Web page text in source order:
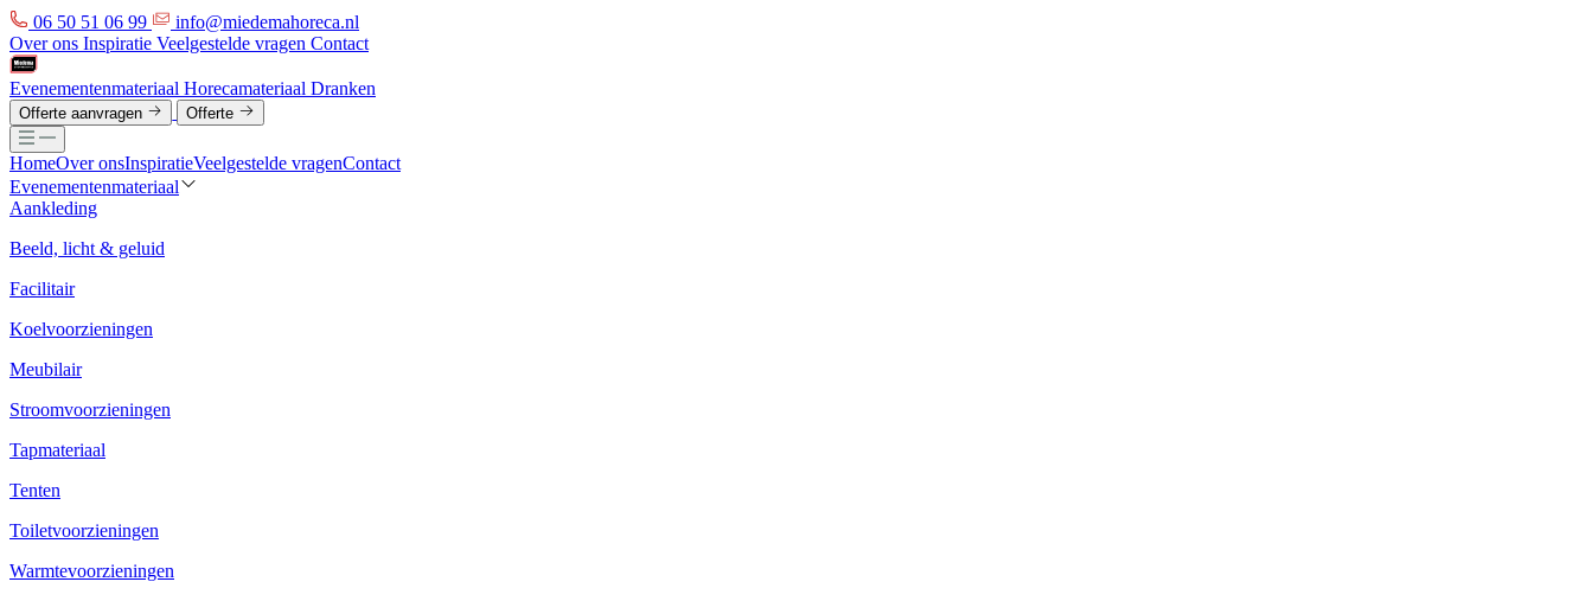
06 50 51 06 99
info@miedemahoreca.nl
Over ons Inspiratie Veelgestelde vragen Contact
Evenementenmateriaal Horecamateriaal Dranken
Offerte aanvragen Offerte
HomeOver onsInspiratieVeelgestelde vragenContact
Evenementenmateriaal
Aankleding
Beeld, licht & geluid
Facilitair
Koelvoorzieningen
Meubilair
Stroomvoorzieningen
Tapmateriaal
Tenten
Toiletvoorzieningen
Warmtevoorzieningen